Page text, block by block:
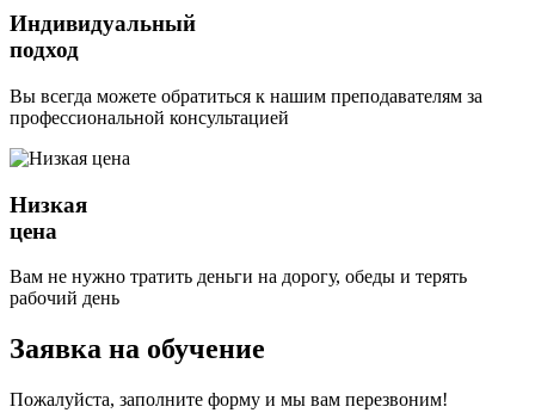
Индивидуальный
подход
Вы всегда можете обратиться к нашим преподавателям за
профессиональной консультацией
Низкая
цена
Вам не нужно тратить деньги на дорогу, обеды и терять
рабочий день
Заявка на обучение
Пожалуйста, заполните форму и мы вам перезвоним!